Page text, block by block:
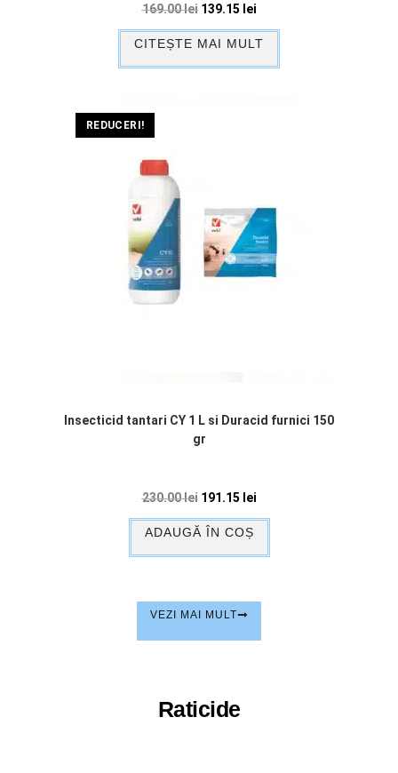
169.00lei 139.15 lei
CITEȘTE MAI MULT
REDUCERI!
Insecticid tantari CY 1 L si Duracid furnici 150
gr
230.00lei 191.15 lei
ADAUGĂ ÎN COȘ
VEZI MAI MULT
Raticide